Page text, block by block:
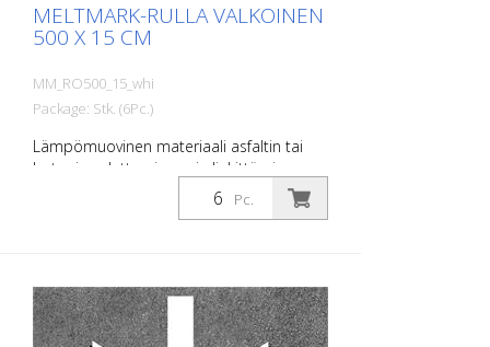
MELTMARK-RULLA VALKOINEN
500 X 15 CM
MM_RO500_15_whi
Package: Stk. (6Pc.)
Lämpömuovinen materiaali asfaltin tai
betonin sulattamiseen ja liekittämiseen.
Ihanteellinen nopeisiin merkintöihin.
Ihanteellinen ratkaisu mm: -
viivamerkintöjä varten lämpömuovista,
väri valkoinen. Pituus: 500 cm Leveys: 15
Pc.